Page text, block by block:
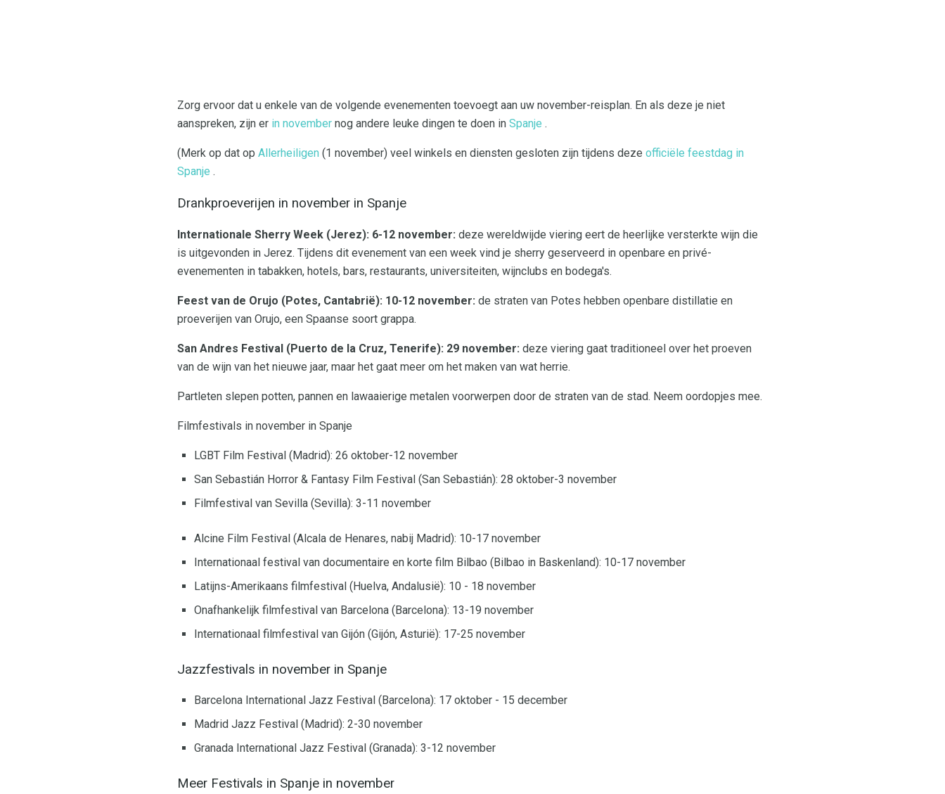
Zorg ervoor dat u enkele van de volgende evenementen toevoegt aan uw november-reisplan. En als deze je niet
aanspreken, zijn er in november nog andere leuke dingen te doen in Spanje .
(Merk op dat op Allerheiligen (1 november) veel winkels en diensten gesloten zijn tijdens deze officiële feestdag in
Spanje .
Drankproeverijen in november in Spanje
Internationale Sherry Week (Jerez): 6-12 november: deze wereldwijde viering eert de heerlijke versterkte wijn die
is uitgevonden in Jerez. Tijdens dit evenement van een week vind je sherry geserveerd in openbare en privé-
evenementen in tabakken, hotels, bars, restaurants, universiteiten, wijnclubs en bodega's.
Feest van de Orujo (Potes, Cantabrië): 10-12 november: de straten van Potes hebben openbare distillatie en
proeverijen van Orujo, een Spaanse soort grappa.
San Andres Festival (Puerto de la Cruz, Tenerife): 29 november: deze viering gaat traditioneel over het proeven
van de wijn van het nieuwe jaar, maar het gaat meer om het maken van wat herrie.
Partleten slepen potten, pannen en lawaaierige metalen voorwerpen door de straten van de stad. Neem oordopjes mee.
Filmfestivals in november in Spanje
LGBT Film Festival (Madrid): 26 oktober-12 november
San Sebastián Horror & Fantasy Film Festival (San Sebastián): 28 oktober-3 november
Filmfestival van Sevilla (Sevilla): 3-11 november
Alcine Film Festival (Alcala de Henares, nabij Madrid): 10-17 november
Internationaal festival van documentaire en korte film Bilbao (Bilbao in Baskenland): 10-17 november
Latijns-Amerikaans filmfestival (Huelva, Andalusië): 10 - 18 november
Onafhankelijk filmfestival van Barcelona (Barcelona): 13-19 november
Internationaal filmfestival van Gijón (Gijón, Asturië): 17-25 november
Jazzfestivals in november in Spanje
Barcelona International Jazz Festival (Barcelona): 17 oktober - 15 december
Madrid Jazz Festival (Madrid): 2-30 november
Granada International Jazz Festival (Granada): 3-12 november
Meer Festivals in Spanje in november